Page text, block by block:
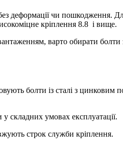
деформації чи пошкодження.
кріплення 8.8 і вище.
варто обирати болти
болти із сталі з цинковим
складних умовах експлуатації.
строк служби кріплення.